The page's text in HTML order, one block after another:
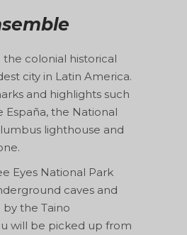
the colonial historical
city in Latin America.
and highlights such
España, the National
lighthouse and
Eyes National Park
caves and
by the Taino
will be picked up from